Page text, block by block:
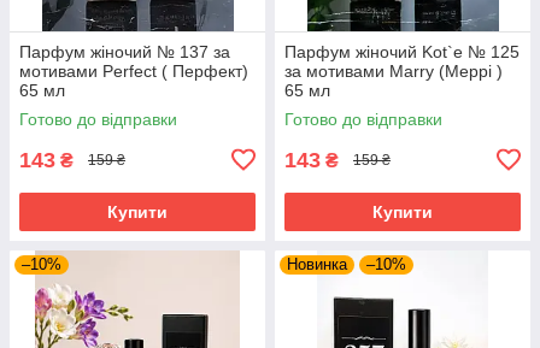
Парфум жіночий № 137 за
мотивами Perfect ( Перфект)
65 мл
Готово до відправки
143 ₴ 159 ₴
Купити
Парфум жіночий Kot`e № 125
за мотивами Marry (Меррі )
65 мл
Готово до відправки
143 ₴ 159 ₴
Купити
–10% Новинка –10%